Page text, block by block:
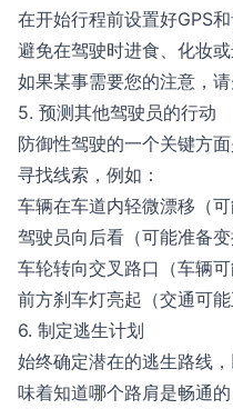
在开始行程前设置好GPS
避免在驾驶时进食、化妆
如果某事需要您的注意，
5. 预测其他驾驶员的行动
防御性驾驶的一个关键方
寻找线索，例如：
车辆在车道内轻微漂移（
驾驶员向后看（可能准备变
车轮转向交叉路口（车辆可
前方刹车灯亮起（交通可能
6. 制定逃生计划
始终确定潜在的逃生路线
味着知道哪个路肩是畅通